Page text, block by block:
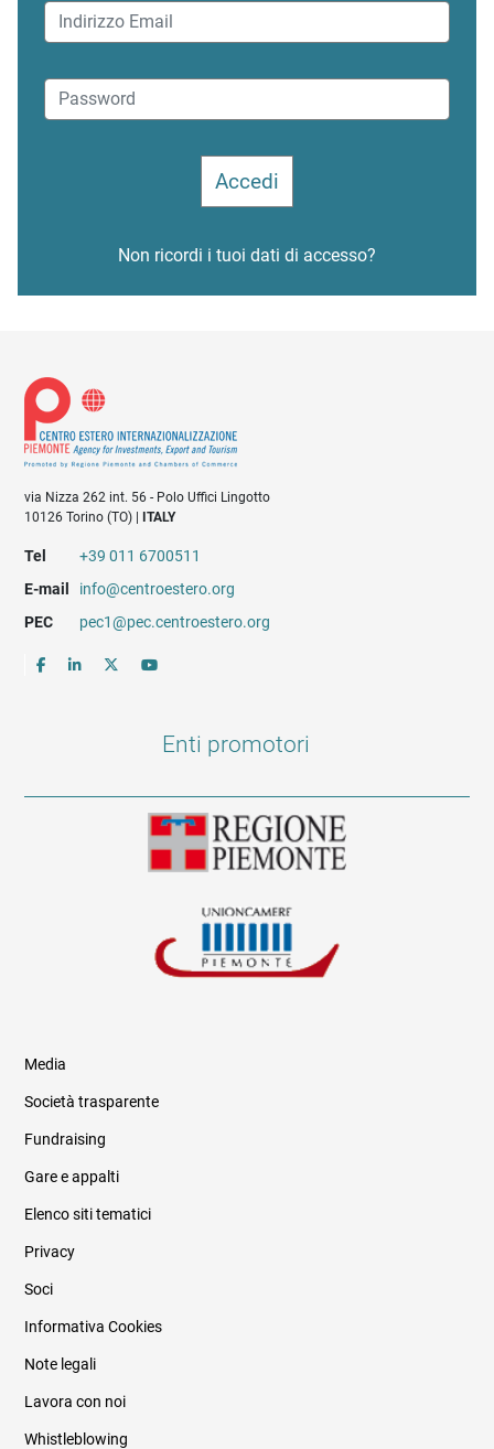
Non ricordi i tuoi dati di accesso?
via Nizza 262 int. 56 - Polo Uffici Lingotto
10126 Torino (TO) |
ITALY
Tel
+39 011 6700511
E-mail
info@centroestero.org
PEC
pec1@pec.centroestero.org
Enti promotori
Informazioni legali e trasparenza
Media
Società trasparente
Fundraising
Gare e appalti
Elenco siti tematici
Privacy
Soci
Informativa Cookies
Note legali
Lavora con noi
Whistleblowing